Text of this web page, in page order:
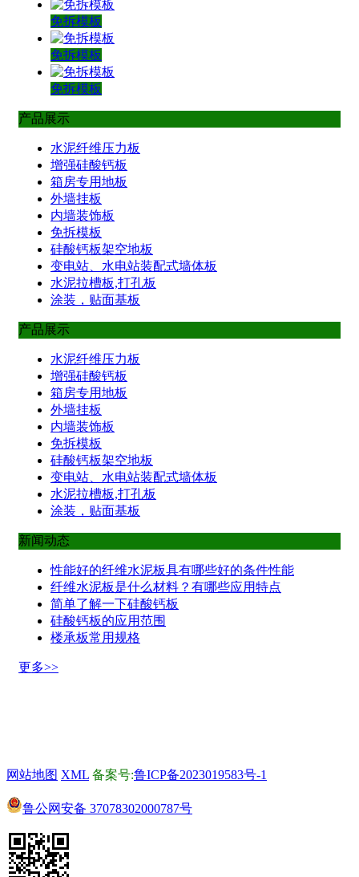
免拆模板
免拆模板
免拆模板
产品展示
水泥纤维压力板
增强硅酸钙板
箱房专用地板
外墙挂板
内墙装饰板
免拆模板
硅酸钙板架空地板
变电站、水电站装配式墙体板
水泥拉槽板,打孔板
涂装，贴面基板
产品展示
水泥纤维压力板
增强硅酸钙板
箱房专用地板
外墙挂板
内墙装饰板
免拆模板
硅酸钙板架空地板
变电站、水电站装配式墙体板
水泥拉槽板,打孔板
涂装，贴面基板
新闻动态
性能好的纤维水泥板具有哪些好的条件性能
纤维水泥板是什么材料？有哪些应用特点
简单了解一下硅酸钙板
硅酸钙板的应用范围
楼承板常用规格
更多>>
网站地图 XML 备案号:鲁ICP备2023019583号-1
鲁公网安备 37078302000787号